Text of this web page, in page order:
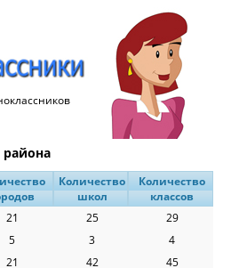
района
Количество
школ
Количество
классов
21 25
29
5 3
4
21 42
45